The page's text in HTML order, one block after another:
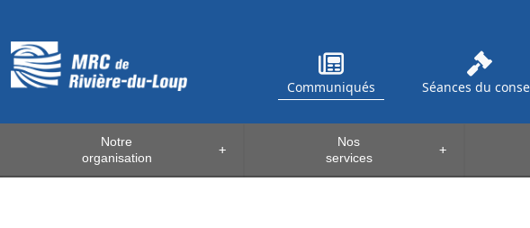
Communiqués Séances du
+
Notre
organisation
+
Nos
services